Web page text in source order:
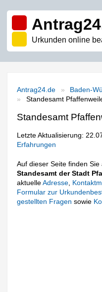
Urkunden online
Antrag24.de
Baden-
Standesamt
Standesamt
Letzte Aktualisierung:
Erfahrungen
Auf dieser Seite finden
Standesamt der Stadt
aktuelleAdresse
Formular zur
gestellten Fragen sowie